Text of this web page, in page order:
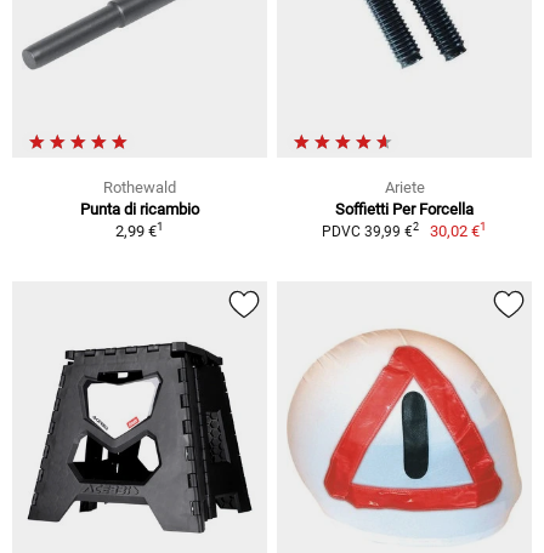
Rothewald
Punta di ricambio
2,99 €1
Ariete
Soffietti Per Forcella
PDVC 39,99 €2 30,02 €1